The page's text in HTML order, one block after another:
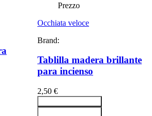
Prezzo
Occhiata veloce
Brand:
Tablilla madera brillante
para incienso
2,50 €